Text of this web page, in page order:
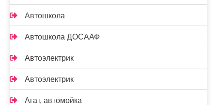
Автошкола
Автошкола ДОСААФ
Автоэлектрик
Автоэлектрик
Агат, автомойка